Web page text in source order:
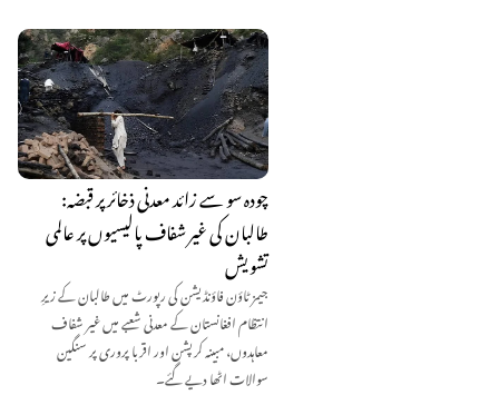
چودہ سو سے زائد معدنی ذخائر پر قبضہ:
طالبان کی غیر شفاف پالیسیوں پر عالمی
تشویش
جیمز ٹاؤن فاؤنڈیشن کی رپورٹ میں طالبان کے زیرِ
انتظام افغانستان کے معدنی شعبے میں غیر شفاف
معاہدوں، مبینہ کرپشن اور اقربا پروری پر سنگین
سوالات اٹھا دیے گئے۔